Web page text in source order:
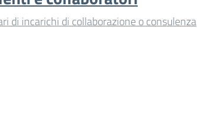
di incarichi di collaborazione o consulenza